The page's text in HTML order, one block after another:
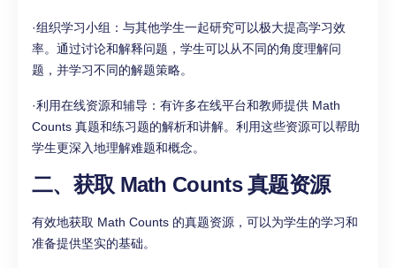
·组织学习小组：与其他学生一起研究可以极大提高学习效
率。通过讨论和解释问题，学生可以从不同的角度理解问
题，并学习不同的解题策略。
·利用在线资源和辅导：有许多在线平台和教师提供 Math
Counts 真题和练习题的解析和讲解。利用这些资源可以帮助
学生更深入地理解难题和概念。
二、获取 Math Counts 真题资源
有效地获取 Math Counts 的真题资源，可以为学生的学习和
准备提供坚实的基础。